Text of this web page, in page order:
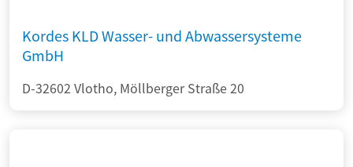
Kordes KLD Wasser- und Abwassersysteme
GmbH
D-32602 Vlotho, Möllberger Straße 20